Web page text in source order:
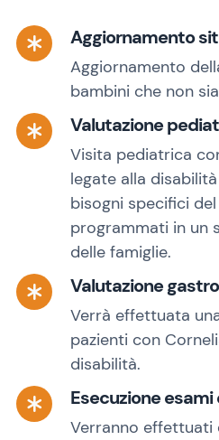
Aggiornamento
Aggiornamento
bambini che non
Valutazione
Visita pediatrica
legate alla
bisogni specifici
programmati in un
delle famiglie.
Valutazione
Verrà effettuata
pazienti con
disabilità.
Esecuzione
Verranno effettuati